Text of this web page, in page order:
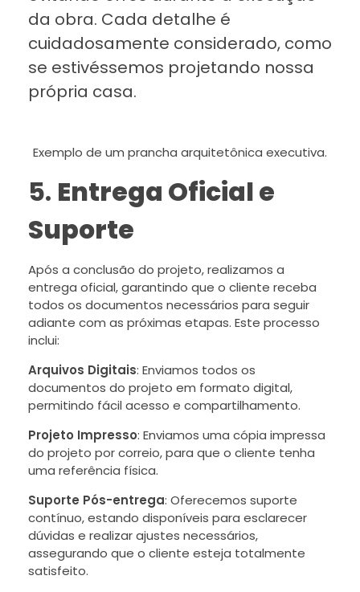
da obra. Cada detalhe é
cuidadosamente considerado, como
se estivéssemos projetando nossa
própria casa.
Exemplo de um prancha arquitetônica executiva.
5. Entrega Oficial e
Suporte
Após a conclusão do projeto, realizamos a
entrega oficial, garantindo que o cliente receba
todos os documentos necessários para seguir
adiante com as próximas etapas. Este processo
inclui:
Arquivos Digitais: Enviamos todos os
documentos do projeto em formato digital,
permitindo fácil acesso e compartilhamento.
Projeto Impresso: Enviamos uma cópia impressa
do projeto por correio, para que o cliente tenha
uma referência física.
Suporte Pós-entrega: Oferecemos suporte
contínuo, estando disponíveis para esclarecer
dúvidas e realizar ajustes necessários,
assegurando que o cliente esteja totalmente
satisfeito.